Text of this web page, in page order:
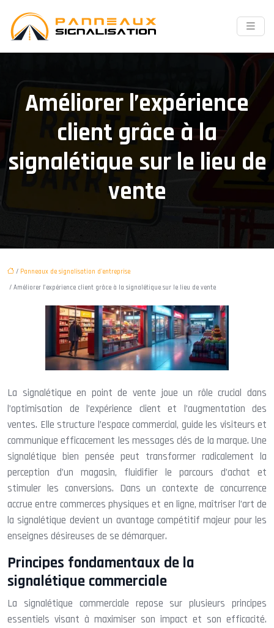
Améliorer l’expérience
client grâce à la
signalétique sur le lieu de
vente
/ Panneaux de signalisation d'entreprise
/ Améliorer l’expérience client grâce à la signalétique sur le lieu de vente
La signalétique en point de vente joue un rôle crucial dans
l’optimisation de l’expérience client et l’augmentation des
ventes. Elle structure l’espace commercial, guide les visiteurs et
communique efficacement les messages clés de la marque. Une
signalétique bien pensée peut transformer radicalement la
perception d’un magasin, fluidifier le parcours d’achat et
stimuler les conversions. Dans un contexte de concurrence
accrue entre commerces physiques et en ligne, maîtriser l’art de
la signalétique devient un avantage compétitif majeur pour les
enseignes désireuses de se démarquer.
Principes fondamentaux de la
signalétique commerciale
La signalétique commerciale repose sur plusieurs principes
essentiels visant à maximiser son impact et son efficacité.